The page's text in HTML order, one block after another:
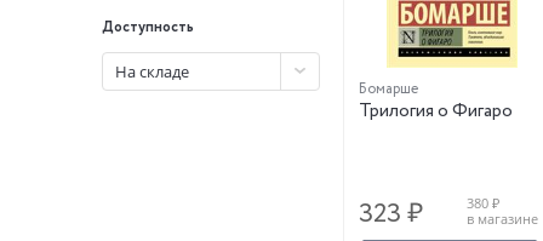
Доступность
На складе
Бомарше
Трилогия о Фигаро
323 ₽
380 ₽
в магазине